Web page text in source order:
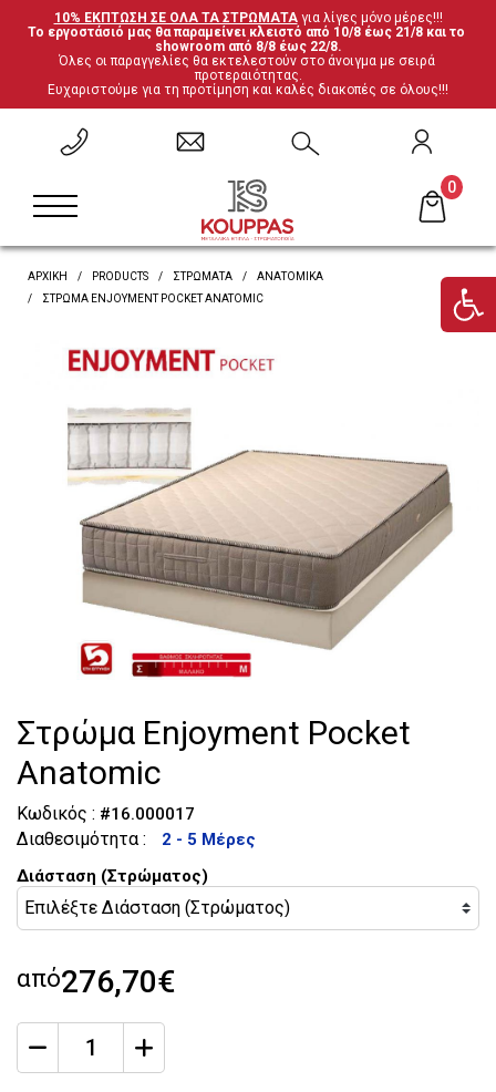
10% ΕΚΠΤΩΣΗ ΣΕ ΟΛΑ ΤΑ ΣΤΡΩΜΑΤΑ για λίγες μόνο μέρες!!!
Το εργοστάσιό μας θα παραμείνει κλειστό από 10/8 έως 21/8 και το
showroom από 8/8 έως 22/8.
Όλες οι παραγγελίες θα εκτελεστούν στο άνοιγμα με σειρά
προτεραιότητας.
Ευχαριστούμε για τη προτίμηση και καλές διακοπές σε όλους!!!
0
ΕΠΙΣΤΡΟΦΗ
Σετ Υπνοδωματίου
Κρεβάτια Ξύλο-Μέταλλο
Ντυμένα Κρεβάτια
Κρεβάτια με αποθηκευτικό χώρο
Κουκέτες
Ντουλάπες
Τουαλέτες
Κομοδίνα
ΕΠΙΣΤΡΟΦΗ
Ανατομικά
Βρες το στρώμα σου
ΕΠΙΣΤΡΟΦΗ
Καρέκλες
Γραφεία
'Επιπλα τηλεόρασης
ΕΠΙΣΤΡΟΦΗ
Έπιπλα ξενοδοχείου
ΑΡΧΙΚΗ PRODUCTS ΣΤΡΏΜΑΤΑ
ΑΝΑΤΟΜΙΚΆ
ΣΤΡΏΜΑ ENJOYMENT POCKET ANATOMIC
Στρώμα Enjoyment Pocket
Anatomic
Κωδικός : #16.000017
Διαθεσιμότητα :
2 - 5 Μέρες
Διάσταση (Στρώματος)
από276,70€
qty